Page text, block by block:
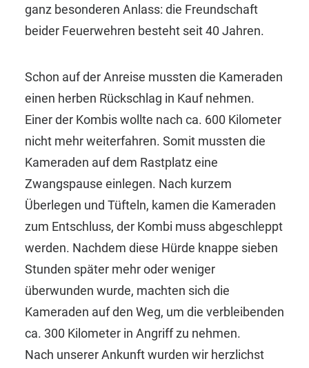
ganz besonderen Anlass: die Freundschaft
beider Feuerwehren besteht seit 40 Jahren.
Schon auf der Anreise mussten die Kameraden
einen herben Rückschlag in Kauf nehmen.
Einer der Kombis wollte nach ca. 600 Kilometer
nicht mehr weiterfahren. Somit mussten die
Kameraden auf dem Rastplatz eine
Zwangspause einlegen. Nach kurzem
Überlegen und Tüfteln, kamen die Kameraden
zum Entschluss, der Kombi muss abgeschleppt
werden. Nachdem diese Hürde knappe sieben
Stunden später mehr oder weniger
überwunden wurde, machten sich die
Kameraden auf den Weg, um die verbleibenden
ca. 300 Kilometer in Angriff zu nehmen.
Nach unserer Ankunft wurden wir herzlichst